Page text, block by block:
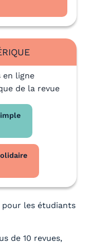
en ligne
de la revue
les étudiants
de 10 revues,